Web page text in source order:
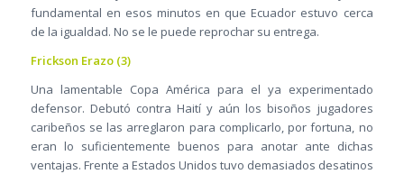
fundamental en esos minutos en que Ecuador estuvo cerca
de la igualdad. No se le puede reprochar su entrega.
Frickson Erazo (3)
Una lamentable Copa América para el ya experimentado
defensor. Debutó contra Haití y aún los bisoños jugadores
caribeños se las arreglaron para complicarlo, por fortuna, no
eran lo suficientemente buenos para anotar ante dichas
ventajas. Frente a Estados Unidos tuvo demasiados desatinos